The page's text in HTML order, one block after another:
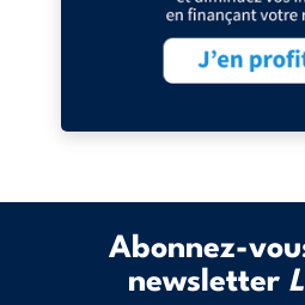
Abonnez-
newsletter